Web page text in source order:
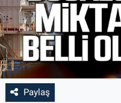
Paylaş